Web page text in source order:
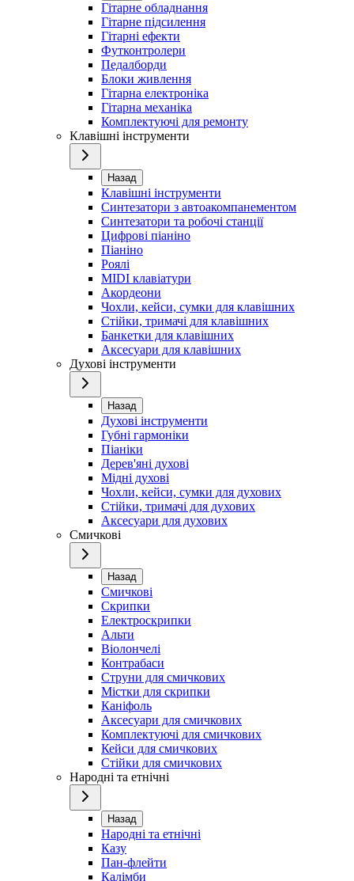
Гітарне обладнання
Гітарне підсилення
Гітарні ефекти
Футконтролери
Педалборди
Блоки живлення
Гітарна електроніка
Гітарна механіка
Комплектуючі для ремонту
Клавішні інструменти
Назад
Клавішні інструменти
Синтезатори з автоакомпанементом
Синтезатори та робочі станції
Цифрові піаніно
Піаніно
Роялі
MIDI клавіатури
Акордеони
Чохли, кейси, сумки для клавішних
Стійки, тримачі для клавішних
Банкетки для клавішних
Аксесуари для клавішних
Духові інструменти
Назад
Духові інструменти
Губні гармоніки
Піаніки
Дерев'яні духові
Мідні духові
Чохли, кейси, сумки для духових
Стійки, тримачі для духових
Аксесуари для духових
Смичкові
Назад
Смичкові
Скрипки
Електроскрипки
Альти
Віолончелі
Контрабаси
Струни для смичкових
Містки для скрипки
Каніфоль
Аксесуари для смичкових
Комплектуючі для смичкових
Кейси для смичкових
Стійки для смичкових
Народні та етнічні
Назад
Народні та етнічні
Казу
Пан-флейти
Калімби